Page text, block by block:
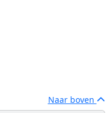
Naar boven